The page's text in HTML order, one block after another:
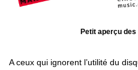
Petit aperçu
A ceux qui ignorent l’utilité du